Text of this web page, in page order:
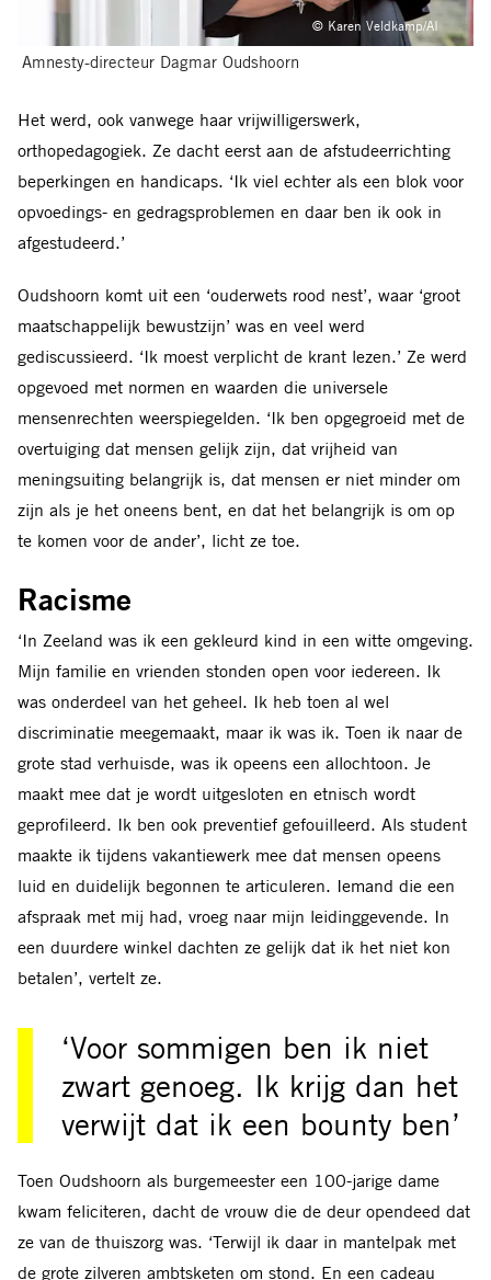
© Karen Veldkamp/AI
Amnesty-directeur Dagmar Oudshoorn
Het werd, ook vanwege haar vrijwilligerswerk,
orthopedagogiek. Ze dacht eerst aan de afstudeerrichting
beperkingen en handicaps. ‘Ik viel echter als een blok voor
opvoedings- en gedragsproblemen en daar ben ik ook in
afgestudeerd.’
Oudshoorn komt uit een ‘ouderwets rood nest’, waar ‘groot
maatschappelijk bewustzijn’ was en veel werd
gediscussieerd. ‘Ik moest verplicht de krant lezen.’ Ze werd
opgevoed met normen en waarden die universele
mensenrechten weerspiegelden. ‘Ik ben opgegroeid met de
overtuiging dat mensen gelijk zijn, dat vrijheid van
meningsuiting belangrijk is, dat mensen er niet minder om
zijn als je het oneens bent, en dat het belangrijk is om op
te komen voor de ander’, licht ze toe.
Racisme
‘In Zeeland was ik een gekleurd kind in een witte omgeving.
Mijn familie en vrienden stonden open voor iedereen. Ik
was onderdeel van het geheel. Ik heb toen al wel
discriminatie meegemaakt, maar ik was ik. Toen ik naar de
grote stad verhuisde, was ik opeens een allochtoon. Je
maakt mee dat je wordt uitgesloten en etnisch wordt
geprofileerd. Ik ben ook preventief gefouilleerd. Als student
maakte ik tijdens vakantiewerk mee dat mensen opeens
luid en duidelijk begonnen te articuleren. Iemand die een
afspraak met mij had, vroeg naar mijn leidinggevende. In
een duurdere winkel dachten ze gelijk dat ik het niet kon
betalen’, vertelt ze.
‘Voor sommigen ben ik niet
zwart genoeg. Ik krijg dan het
verwijt dat ik een bounty ben’
Toen Oudshoorn als burgemeester een 100-jarige dame
kwam feliciteren, dacht de vrouw die de deur opendeed dat
ze van de thuiszorg was. ‘Terwijl ik daar in mantelpak met
de grote zilveren ambtsketen om stond. En een cadeau